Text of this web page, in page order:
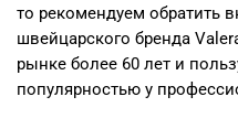
то рекомендуем обратить
швейцарского бренда
рынке более 60 лет и
популярностью у